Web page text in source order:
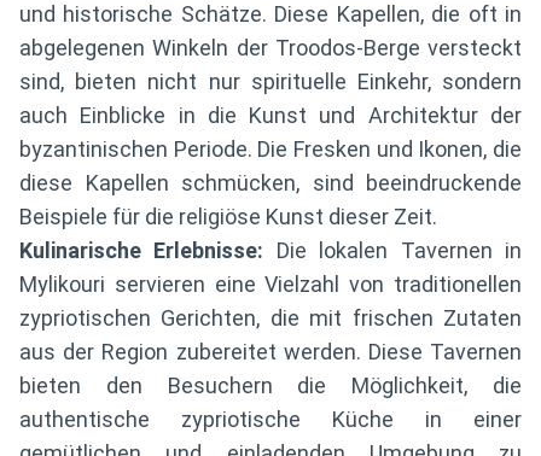
und historische Schätze. Diese Kapellen, die oft in
abgelegenen Winkeln der Troodos-Berge versteckt
sind, bieten nicht nur spirituelle Einkehr, sondern
auch Einblicke in die Kunst und Architektur der
byzantinischen Periode. Die Fresken und Ikonen, die
diese Kapellen schmücken, sind beeindruckende
Beispiele für die religiöse Kunst dieser Zeit.
Kulinarische Erlebnisse: Die lokalen Tavernen in
Mylikouri servieren eine Vielzahl von traditionellen
zypriotischen Gerichten, die mit frischen Zutaten
aus der Region zubereitet werden. Diese Tavernen
bieten den Besuchern die Möglichkeit, die
authentische zypriotische Küche in einer